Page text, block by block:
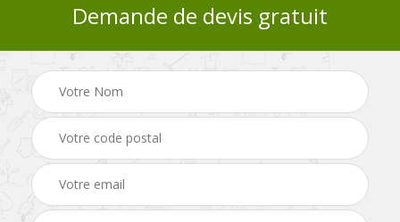
Demande de devis gratuit